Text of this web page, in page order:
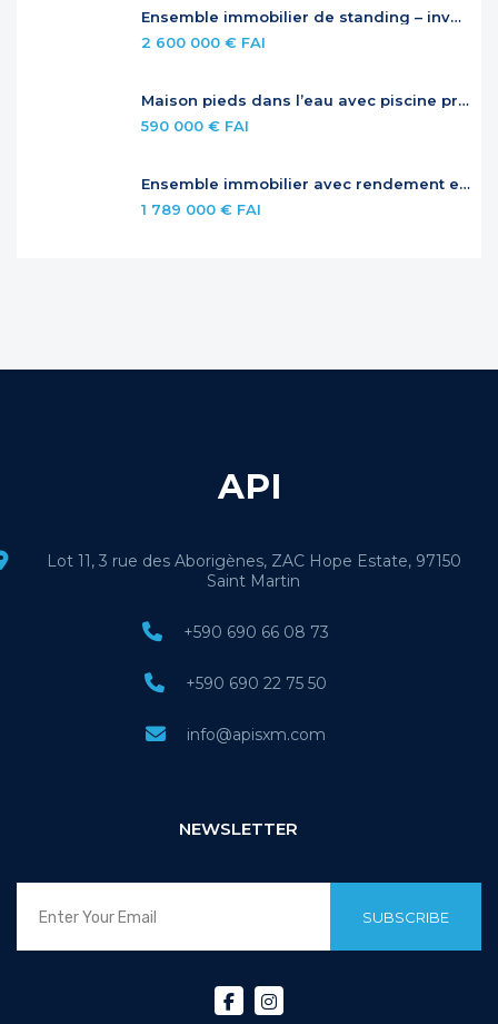
Ensemble immobilier de standing – investissement locatif premium
2 600 000 € FAI
Maison pieds dans l’eau avec piscine privée
590 000 € FAI
Ensemble immobilier avec rendement et potentiel – Jardins de la Baie Orientale
1 789 000 € FAI
API
Lot 11, 3 rue des Aborigènes, ZAC Hope Estate, 97150
Saint Martin
+590 690 66 08 73
+590 690 22 75 50
info@apisxm.com
NEWSLETTER
SUBSCRIBE